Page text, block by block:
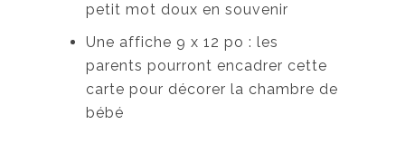
petit mot doux en souvenir
Une affiche 9 x 12 po : les
parents pourront encadrer cette
carte pour décorer la chambre de
bébé